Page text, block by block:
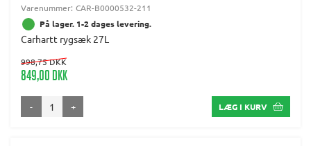
Varenummer: CAR-B0000532-211
På lager. 1-2 dages levering.
Carhartt rygsæk 27L
998,75 DKK
849,00 DKK
- + LÆG I KURV